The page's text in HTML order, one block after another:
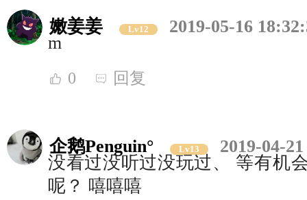
嫩姜姜 Lv12
2019-05-16
m
0 回复
企鹅Penguin° Lv13
2019-04-
没看过没听过没玩过、 等有机
呢？ 嘻嘻嘻